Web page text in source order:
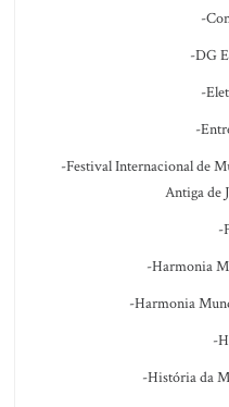
-
-DG
-
-
-Festival Internacional de
Antiga de
-
-Harmonia
-Harmonia
-
-História da